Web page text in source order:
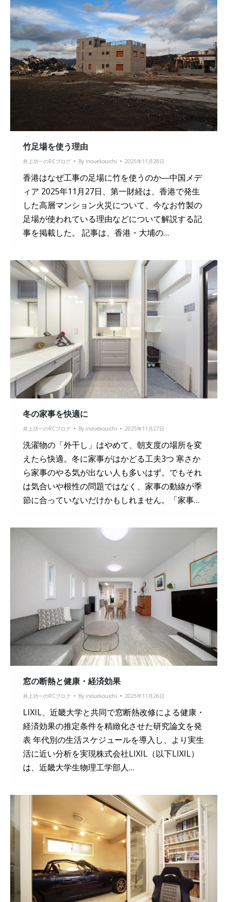
竹足場を使う理由
井上功一のRCブログ By inouekouichi 2025年11月28日
香港はなぜ工事の足場に竹を使うのか―中国メデ
ィア 2025年11月27日、第一財経は、香港で発生
した高層マンション火災について、今なお竹製の
足場が使われている理由などについて解説する記
事を掲載した。 記事は、香港・大埔の…
冬の家事を快適に
井上功一のRCブログ By inouekouichi 2025年11月27日
洗濯物の「外干し」はやめて、朝支度の場所を変
えたら快適。冬に家事がはかどる工夫3つ 寒さか
ら家事のやる気が出ない人も多いはず。でもそれ
は気合いや根性の問題ではなく、家事の動線が季
節に合っていないだけかもしれません。「家事…
窓の断熱と健康・経済効果
井上功一のRCブログ By inouekouichi 2025年11月26日
LIXIL、近畿大学と共同で窓断熱改修による健康・
経済効果の推定条件を精緻化させた研究論文を発
表 年代別の生活スケジュールを導入し、より実生
活に近い分析を実現株式会社LIXIL（以下LIXIL）
は、近畿大学生物理工学部人…